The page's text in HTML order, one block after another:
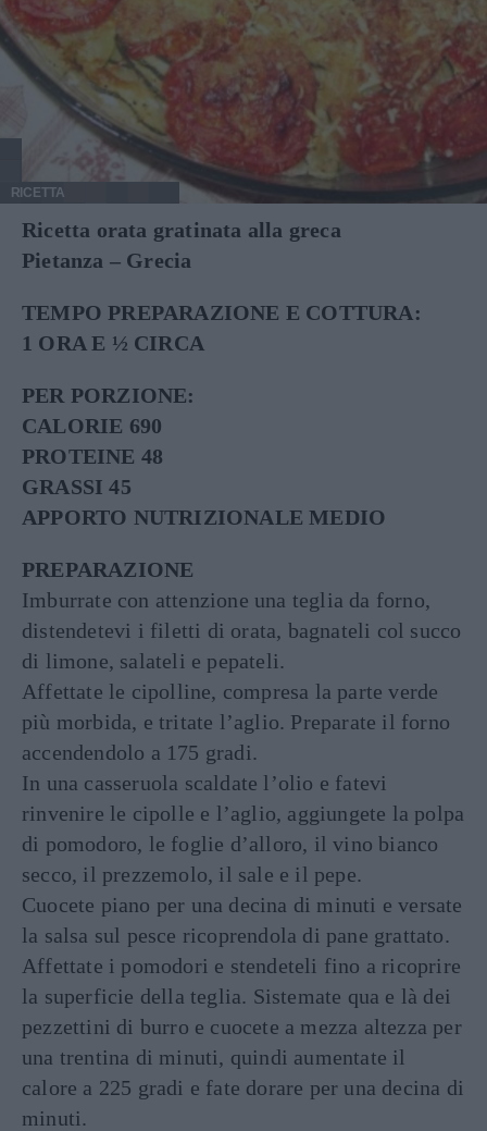
RICETTA
Ricetta orata gratinata alla greca
Pietanza – Grecia
TEMPO PREPARAZIONE E COTTURA:
1 ORA E ½ CIRCA
PER PORZIONE:
CALORIE 690
PROTEINE 48
GRASSI 45
APPORTO NUTRIZIONALE MEDIO
PREPARAZIONE
Imburrate con attenzione una teglia da forno,
distendetevi i filetti di orata, bagnateli col succo
di limone, salateli e pepateli.
Affettate le cipolline, compresa la parte verde
più morbida, e tritate l’aglio. Preparate il forno
accendendolo a 175 gradi.
In una casseruola scaldate l’olio e fatevi
rinvenire le cipolle e l’aglio, aggiungete la polpa
di pomodoro, le foglie d’alloro, il vino bianco
secco, il prezzemolo, il sale e il pepe.
Cuocete piano per una decina di minuti e versate
la salsa sul pesce ricoprendola di pane grattato.
Affettate i pomodori e stendeteli fino a ricoprire
la superficie della teglia. Sistemate qua e là dei
pezzettini di burro e cuocete a mezza altezza per
una trentina di minuti, quindi aumentate il
calore a 225 gradi e fate dorare per una decina di
minuti.